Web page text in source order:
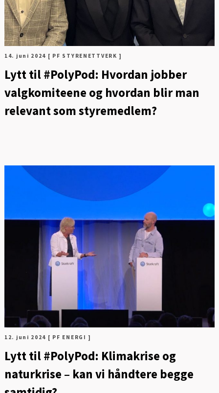
14. juni 2024 [ PF STYRENETTVERK ]
Lytt til #PolyPod: Hvordan jobber
valgkomiteene og hvordan blir man
relevant som styremedlem?
12. juni 2024 [ PF ENERGI ]
Lytt til #PolyPod: Klimakrise og
naturkrise – kan vi håndtere begge